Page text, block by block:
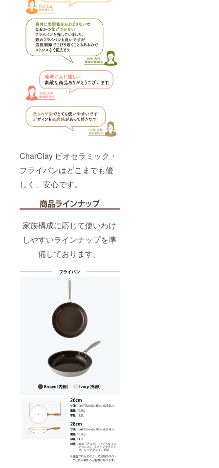
CharClay ビオセラミック・
フライパンはどこまでも優
しく、安心です。
家族構成に応じて使いわけ
しやすいラインナップを準
備しております。